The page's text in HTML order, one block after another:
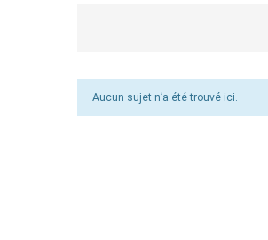
Aucun sujet n’a été trouvé ici.